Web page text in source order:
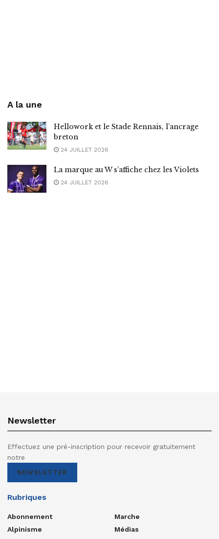
A la une
Hellowork et le Stade Rennais, l’ancrage
breton
24 JUILLET 2026
La marque au W s’affiche chez les Violets
24 JUILLET 2026
Newsletter
Effectuez une pré-inscription pour recevoir gratuitement
notre
NEWSLETTER
Rubriques
Abonnement
Alpinisme
Marche
Médias